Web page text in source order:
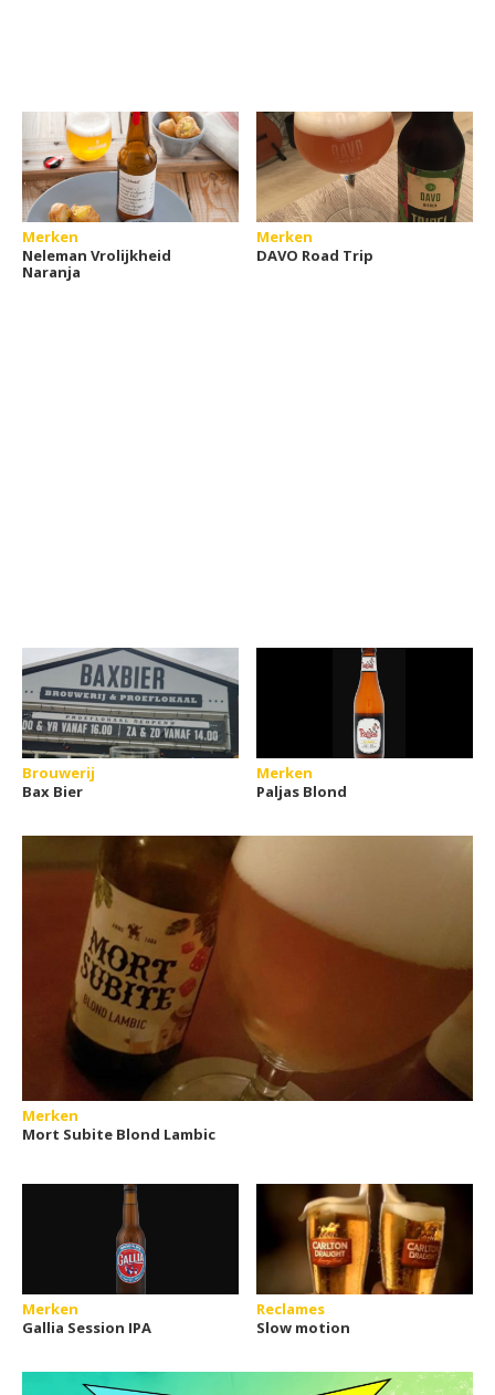
Merken
Neleman Vrolijkheid
Naranja
Merken
DAVO Road Trip
Brouwerij
Bax Bier
Merken
Paljas Blond
Merken
Mort Subite Blond Lambic
Merken
Gallia Session IPA
Reclames
Slow motion